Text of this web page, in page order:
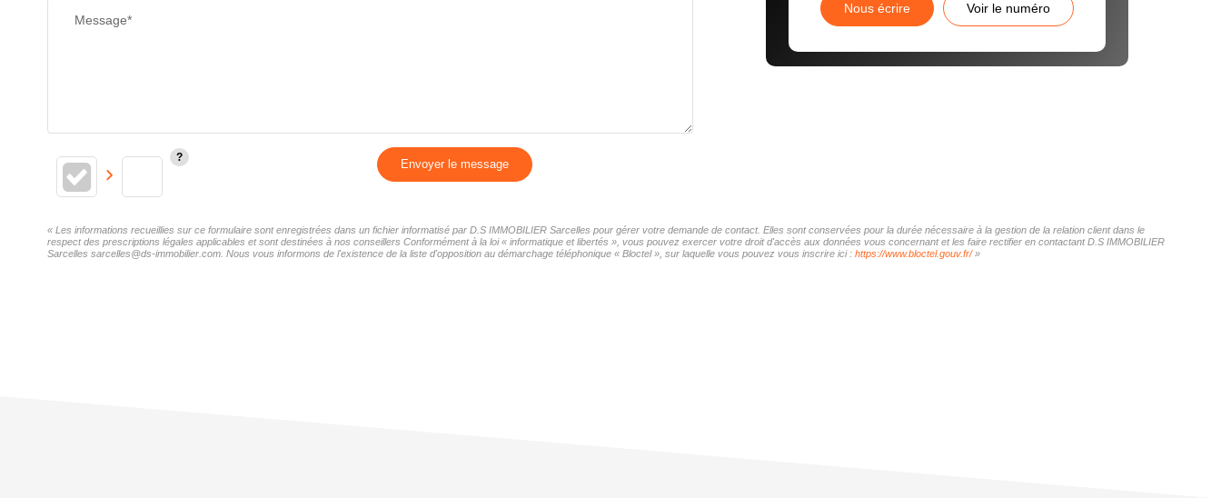
Message*
Envoyer le message
Nous écrire Voir le numéro
« Les informations recueillies sur ce formulaire sont enregistrées dans un fichier informatisé par D.S IMMOBILIER Sarcelles pour gérer votre demande de contact. Elles sont conservées pour la durée nécessaire à la gestion de la relation client dans le
respect des prescriptions légales applicables et sont destinées à nos conseillers Conformément à la loi « informatique et libertés », vous pouvez exercer votre droit d'accès aux données vous concernant et les faire rectifier en contactant D.S IMMOBILIER
Sarcelles sarcelles@ds-immobilier.com. Nous vous informons de l'existence de la liste d'opposition au démarchage téléphonique « Bloctel », sur laquelle vous pouvez vous inscrire ici : https://www.bloctel.gouv.fr/»